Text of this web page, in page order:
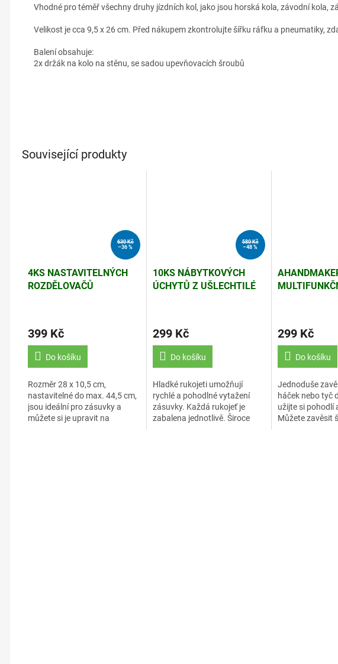
Vhodné pro téměř všechny druhy jízdních kol, jako jsou horská kola, závodní kola,
Velikost je cca 9,5 x 26 cm. Před nákupem zkontrolujte šířku ráfku a pneumatiky,
Balení obsahuje:
2x držák na kolo na stěnu, se sadou upevňovacích šroubů
Související produkty
630 Kč
–36 %
4KS NASTAVITELNÝCH
ROZDĚLOVAČŮ
399 Kč
Do košíku
Rozměr 28 x 10,5 cm,
nastavitelné do max. 44,5 cm,
jsou ideální pro zásuvky a
můžete si je upravit na
580 Kč
–48 %
10KS NÁBYTKOVÝCH
ÚCHYTŮ Z UŠLECHTILÉ
299 Kč
Do košíku
Hladké rukojeti umožňují
rychlé a pohodlné vytažení
zásuvky. Každá rukojeť je
zabalena jednotlivě. Široce
299 Kč
Do košíku
Jednoduše
háček nebo tyč
užijte si pohodlí
Můžete zavěsit